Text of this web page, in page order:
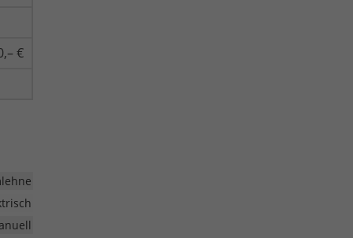
€